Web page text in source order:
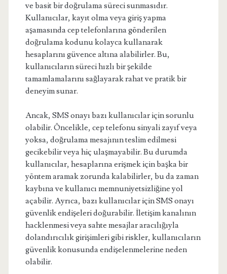
ve basit bir doğrulama süreci sunmasıdır.
Kullanıcılar, kayıt olma veya giriş yapma
aşamasında cep telefonlarına gönderilen
doğrulama kodunu kolayca kullanarak
hesaplarını güvence altına alabilirler. Bu,
kullanıcıların süreci hızlı bir şekilde
tamamlamalarını sağlayarak rahat ve pratik bir
deneyim sunar.
Ancak, SMS onayı bazı kullanıcılar için sorunlu
olabilir. Öncelikle, cep telefonu sinyali zayıf veya
yoksa, doğrulama mesajının teslim edilmesi
gecikebilir veya hiç ulaşmayabilir. Bu durumda
kullanıcılar, hesaplarına erişmek için başka bir
yöntem aramak zorunda kalabilirler, bu da zaman
kaybına ve kullanıcı memnuniyetsizliğine yol
açabilir. Ayrıca, bazı kullanıcılar için SMS onayı
güvenlik endişeleri doğurabilir. İletişim kanalının
hacklenmesi veya sahte mesajlar aracılığıyla
dolandırıcılık girişimleri gibi riskler, kullanıcıların
güvenlik konusunda endişelenmelerine neden
olabilir.